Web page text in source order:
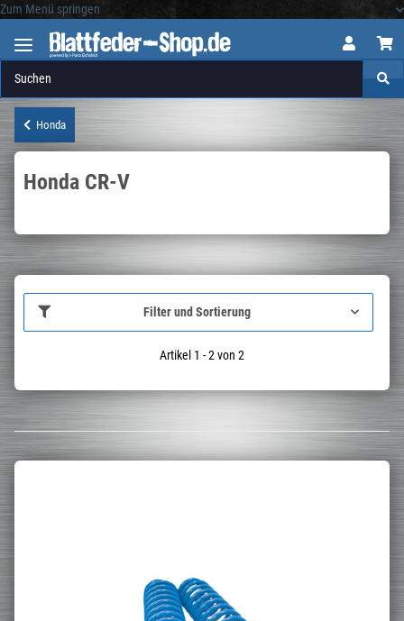
Zum Menü springen
Honda
Honda CR-V
Filter und Sortierung
Artikel 1 - 2 von 2